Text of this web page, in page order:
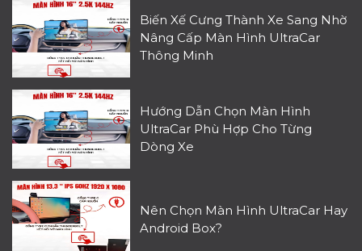
Biến Xế Cưng Thành Xe Sang Nhờ
Nâng Cấp Màn Hình UltraCar
Thông Minh
Hướng Dẫn Chọn Màn Hình
UltraCar Phù Hợp Cho Từng
Dòng Xe
Nên Chọn Màn Hình UltraCar Hay
Android Box?